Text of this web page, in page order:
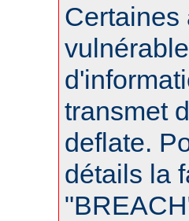
Certaines
transmet
deflate.
détails la